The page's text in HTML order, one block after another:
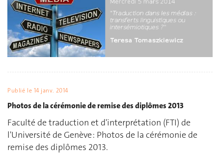
Publié le 14 janv. 2014
Photos de la cérémonie de remise des diplômes 2013
Faculté de traduction et d'interprétation (FTI) de
l'Université de Genève : Photos de la cérémonie de
remise des diplômes 2013.